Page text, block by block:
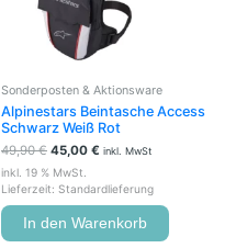
Sonderposten & Aktionsware
Alpinestars Beintasche Access
Schwarz Weiß Rot
49,90€ 45,00 € inkl. MwSt
inkl. 19 % MwSt.
Lieferzeit: Standardlieferung
In den Warenkorb